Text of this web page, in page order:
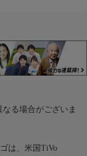
る場合がございま
は、米国TiVo